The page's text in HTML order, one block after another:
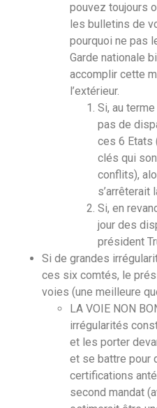
pouvez toujours
les bulletins de
pourquoi ne pas
Garde nationale
accomplir cette
l’extérieur.
Si, au
pas de
ces 6 Etats
clés qui
conflits),
s’arrêterait
Si, en
jour des
président
Si de grandes
ces six comtés, le
voies (une meilleure
LA VOIE NON
irrégularités
et les porter
et se battre pour
certifications
second mandat